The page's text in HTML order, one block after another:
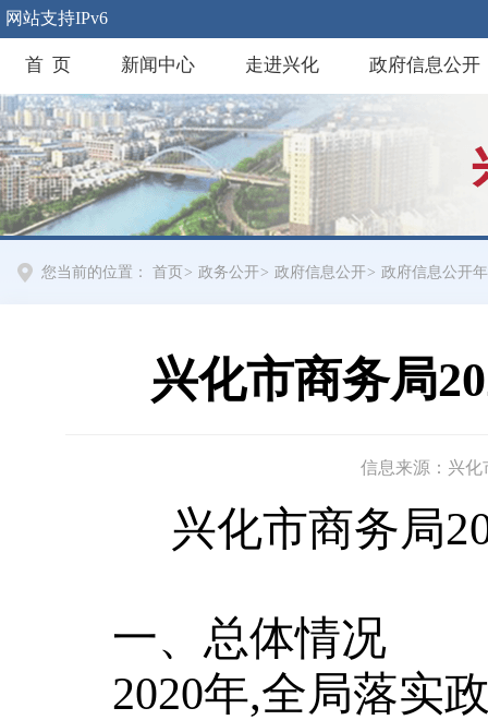
网站支持IPv6
首 页 新闻中心 走进兴化 政府信息公开
您当前的位置： 首页 > 政务公开> 政府信息公开> 政府信息公开
兴化市商务局
信息来源：兴化
兴化市商务局
一、总体情况
2020年,全局落实